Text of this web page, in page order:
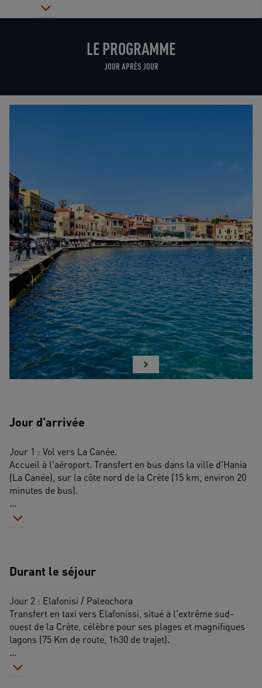
LE PROGRAMME
JOUR APRÈS JOUR
Jour d'arrivée
Jour 1 : Vol vers La Canée.
Accueil à l'aéroport. Transfert en bus dans la ville d'Hania
(La Canée), sur la côte nord de la Crète (15 km, environ 20
minutes de bus).
...
Durant le séjour
Jour 2 : Elafonisi / Paleochora
Transfert en taxi vers Elafonissi, situé à l'extrême sud-
ouest de la Crète, célèbre pour ses plages et magnifiques
lagons (75 Km de route, 1h30 de trajet).
...